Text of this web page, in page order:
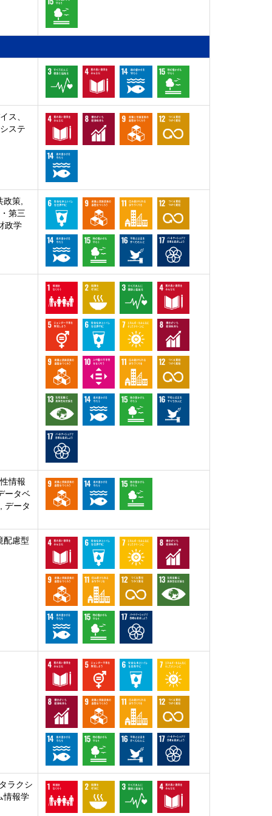
ス、
ステ
策,
第三
政学
情報
ータベ
データ
配慮型
ラクシ
情報学